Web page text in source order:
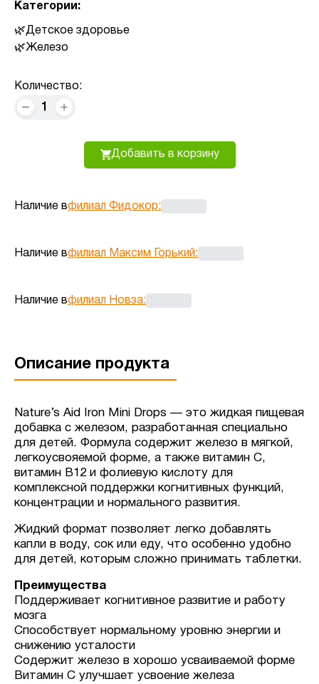
Категории:
Детское здоровье
Железо
Количество:
1
Добавить в корзину
Наличие вфилиал Фидокор:
Наличие вфилиал Максим Горький:
Наличие вфилиал Новза:
Описание продукта
Nature’s Aid Iron Mini Drops — это жидкая пищевая
добавка с железом, разработанная специально
для детей. Формула содержит железо в мягкой,
легкоусвояемой форме, а также витамин C,
витамин B12 и фолиевую кислоту для
комплексной поддержки когнитивных функций,
концентрации и нормального развития.
Жидкий формат позволяет легко добавлять
капли в воду, сок или еду, что особенно удобно
для детей, которым сложно принимать таблетки.
Преимущества
Поддерживает когнитивное развитие и работу
мозга
Способствует нормальному уровню энергии и
снижению усталости
Содержит железо в хорошо усваиваемой форме
Витамин C улучшает усвоение железа